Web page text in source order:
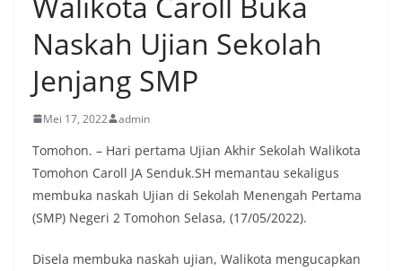
Naskah Ujian Sekolah
Jenjang SMP
Mei 17, 2022 admin
Tomohon. – Hari pertama Ujian Akhir Sekolah Walikota
Tomohon Caroll JA Senduk.SH memantau sekaligus
membuka naskah Ujian di Sekolah Menengah Pertama
(SMP) Negeri 2 Tomohon Selasa, (17/05/2022).
Disela membuka naskah ujian, Walikota mengucapkan